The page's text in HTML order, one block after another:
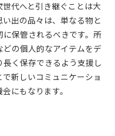
代へと引き継ぐことは大
出の品々は、単なる物と
保管されるべきです。所
の個人的なアイテムをデ
く保存できるよう支援し
新しいコミュニケーショ
にもなります。